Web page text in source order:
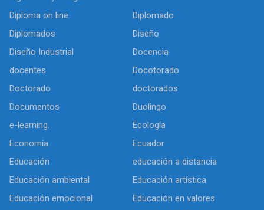
Diploma on line
Diplomado
Diplomados
Diseño
Diseño Industrial
Docencia
docentes
Docotorado
Doctorado
doctorados
Documentos
Duolingo
e-learning.
Ecología
Economía
Ecuador
Educación
educación a distancia
Educación ambiental
Educación artística
Educación emocional
Educación en valores